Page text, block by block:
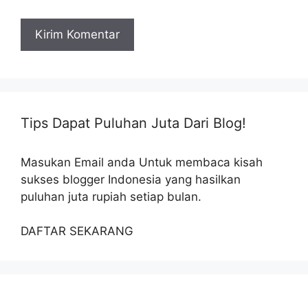
Tips Dapat Puluhan Juta Dari Blog!
Masukan Email anda Untuk membaca kisah
sukses blogger Indonesia yang hasilkan
puluhan juta rupiah setiap bulan.
DAFTAR SEKARANG